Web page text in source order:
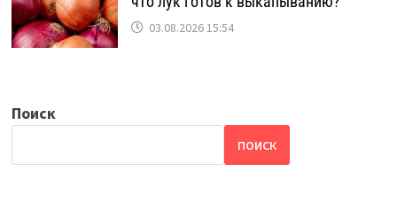
03.08.2026 15:54
Поиск
ПОИСК